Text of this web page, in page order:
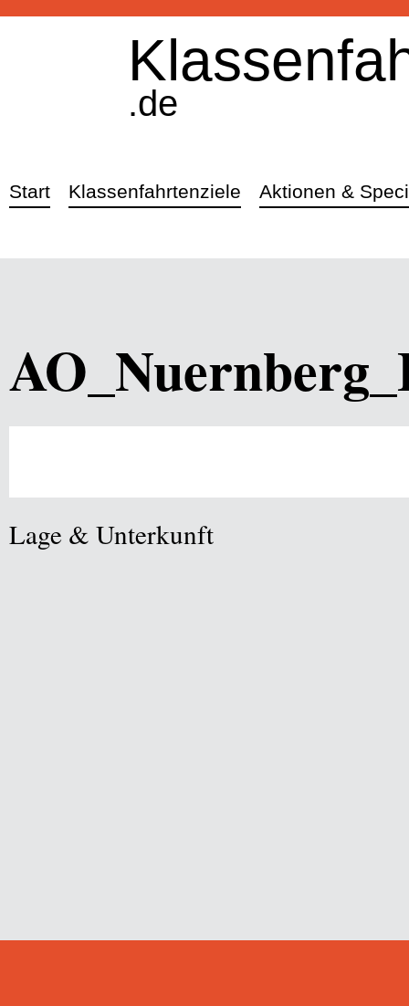
.de
Start Klassenfahrtenziele Aktionen &
Lage & Unterkunft